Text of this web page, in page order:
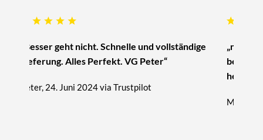
„Besser geht nicht. Schnelle und vollständige
Lieferung. Alles Perfekt. VG Peter“
Peter, 24. Juni 2024 via Trustpilot
„nur zu
Michael,